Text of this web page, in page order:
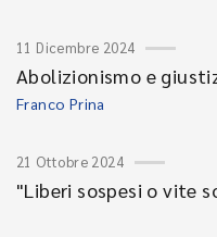
11 Dicembre 2024
Abolizionismo e
Franco Prina
21 Ottobre 2024
"Liberi sospesi o vite